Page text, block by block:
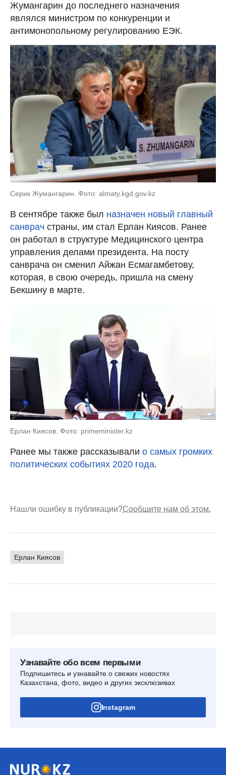
Жумангарин до последнего назначения
являлся министром по конкуренции и
антимонопольному регулированию ЕЭК.
Серик Жумангарин. Фото: almaty.kgd.gov.kz
В сентябре также был назначен новый главный
санврач страны, им стал Ерлан Киясов. Ранее
он работал в структуре Медицинского центра
управления делами президента. На посту
санврача он сменил Айжан Есмагамбетову,
которая, в свою очередь, пришла на смену
Бекшину в марте.
Ерлан Киясов. Фото: primeminister.kz
Ранее мы также рассказывали о самых громких
политических событиях 2020 года.
Нашли ошибку в публикации?Сообщите нам об этом.
Ерлан Киясов
Узнавайте обо всем первыми
Подпишитесь и узнавайте о свежих новостях
Казахстана, фото, видео и других эксклюзивах
Instagram